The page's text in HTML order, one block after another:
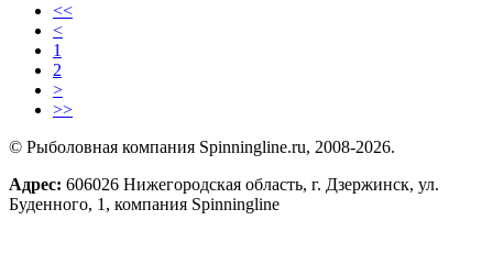
<<
<
1
2
>
>>
© Рыболовная компания Spinningline.ru, 2008-2026.
Адрес: 606026 Нижегородская область, г. Дзержинск, ул.
Буденного, 1, компания Spinningline